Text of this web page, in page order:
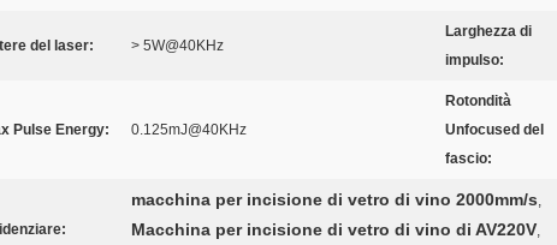
del laser: > 5W@40KHz
Larghezza di
impulso:
Pulse Energy: 0.125mJ@40KHz
Rotondità
Unfocused del
fascio:
macchina per incisione di vetro di vino 2000mm/s,
Macchina per incisione di vetro di vino di AV220V,